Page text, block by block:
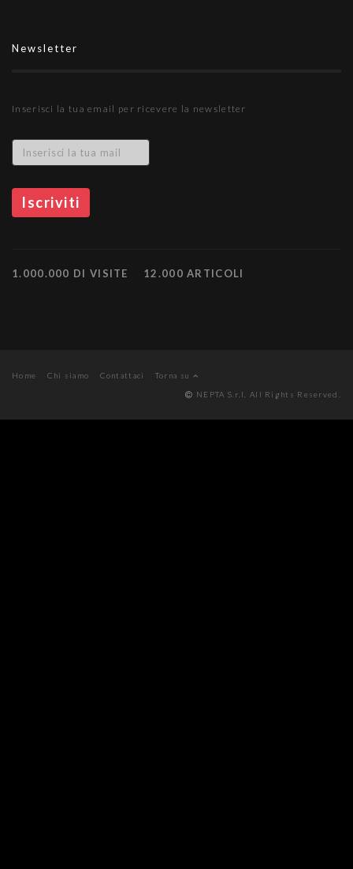
Newsletter
Inserisci la tua email per ricevere la newsletter
1.000.000 DI VISITE 12.000 ARTICOLI
Home Chi siamo Contattaci
Torna su
NEPTA S.r.l. All Rights Reserved.